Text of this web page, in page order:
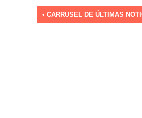
• CARRUSEL DE ÚLTIMAS